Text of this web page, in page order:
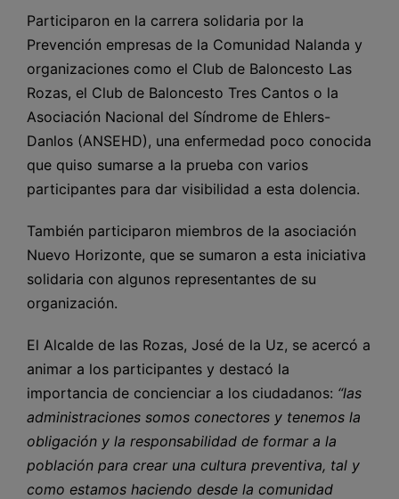
Participaron en la carrera solidaria por la
Prevención empresas de la Comunidad Nalanda y
organizaciones como el Club de Baloncesto Las
Rozas, el Club de Baloncesto Tres Cantos o la
Asociación Nacional del Síndrome de Ehlers-
Danlos (ANSEHD), una enfermedad poco conocida
que quiso sumarse a la prueba con varios
participantes para dar visibilidad a esta dolencia.
También participaron miembros de la asociación
Nuevo Horizonte, que se sumaron a esta iniciativa
solidaria con algunos representantes de su
organización.
El Alcalde de las Rozas, José de la Uz, se acercó a
animar a los participantes y destacó la
importancia de concienciar a los ciudadanos: “las
administraciones somos conectores y tenemos la
obligación y la responsabilidad de formar a la
población para crear una cultura preventiva, tal y
como estamos haciendo desde la comunidad